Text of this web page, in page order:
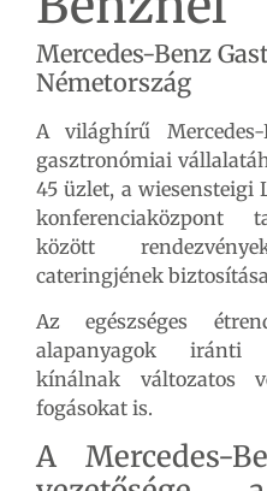
Mercedes-Benz
Németország
A világhírű
gasztronómiai
45 üzlet, a wiesensteigi
konferenciaközpont
között
cateringjének
Az egészséges
alapanyagok iránti
kínálnak változatos
fogásokat is.
A Mercedes-